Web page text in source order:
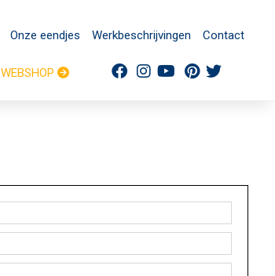
Onze eendjes Werkbeschrijvingen Contact
WEBSHOP